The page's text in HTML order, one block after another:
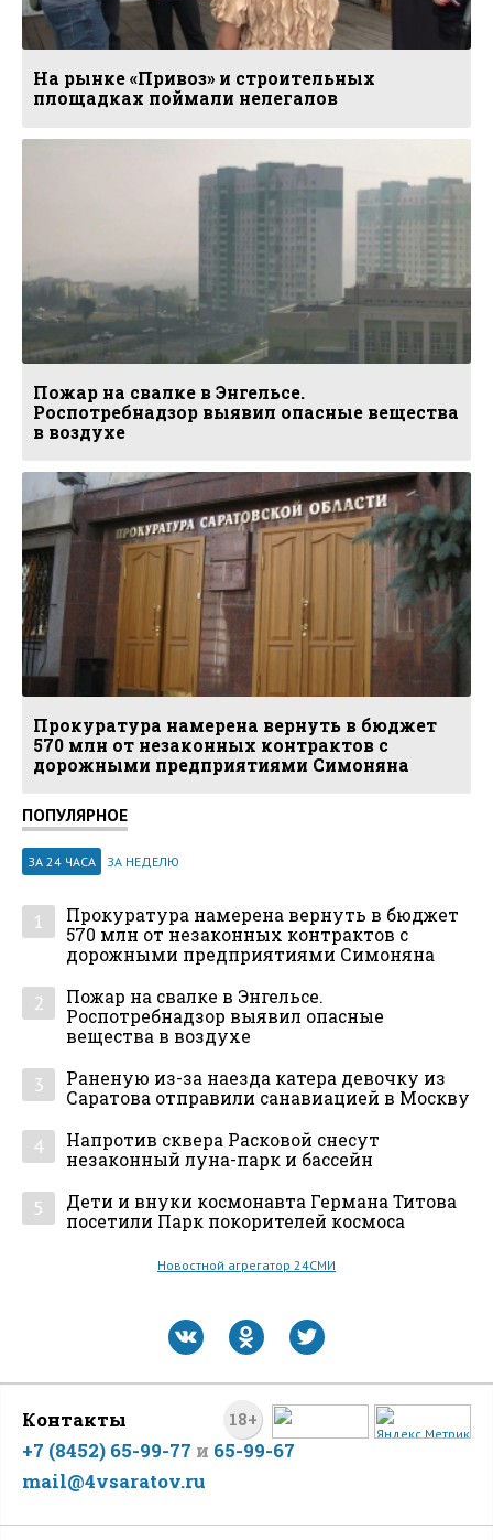
На рынке «Привоз» и строительных
площадках поймали нелегалов
Пожар на свалке в Энгельсе.
Роспотребнадзор выявил опасные вещества
в воздухе
Прокуратура намерена вернуть в бюджет
570 млн от незаконных контрактов с
дорожными предприятиями Симоняна
ПОПУЛЯРНОЕ
ЗА 24 ЧАСА ЗА НЕДЕЛЮ
1
Прокуратура намерена вернуть в бюджет
570 млн от незаконных контрактов с
дорожными предприятиями Симоняна
2
Пожар на свалке в Энгельсе.
Роспотребнадзор выявил опасные
вещества в воздухе
3
Раненую из-за наезда катера девочку из
Саратова отправили санавиацией в Москву
4
Напротив сквера Расковой снесут
незаконный луна-парк и бассейн
5
Дети и внуки космонавта Германа Титова
посетили Парк покорителей космоса
Новостной агрегатор 24СМИ
18+
Контакты
+7 (8452) 65-99-77 и 65-99-67
mail@4vsaratov.ru